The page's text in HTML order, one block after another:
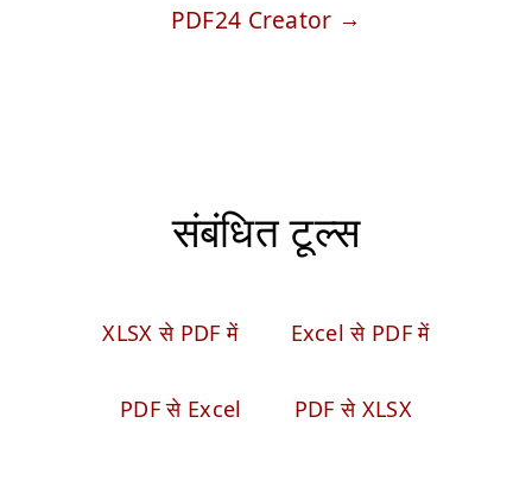
PDF24 Creator
संबंधित टूल्स
XLSX से PDF में Excel से PDF में
PDF से Excel PDF से XLSX